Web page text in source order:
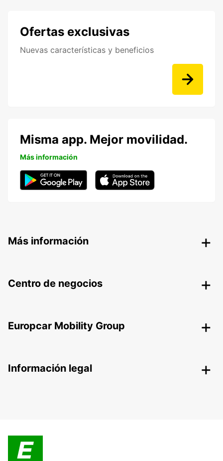
Ofertas exclusivas
Nuevas características y beneficios
Misma app. Mejor movilidad.
Más información
Más información
Centro de negocios
Europcar Mobility Group
Información legal